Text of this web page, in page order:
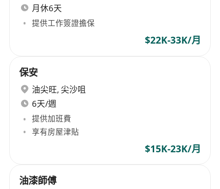
月休6天
提供工作簽證擔保
$22K-33K/月
保安
油尖旺, 尖沙咀
6天/週
提供加班費
享有房屋津貼
$15K-23K/月
油漆師傅